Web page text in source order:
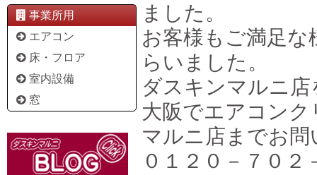
事業所用
エアコン
床・フロア
室内設備
窓
ました。
お客様もご満足
らいました。
ダスキンマルニ
大阪でエアコン
マルニ店までお
０１２０－７０２